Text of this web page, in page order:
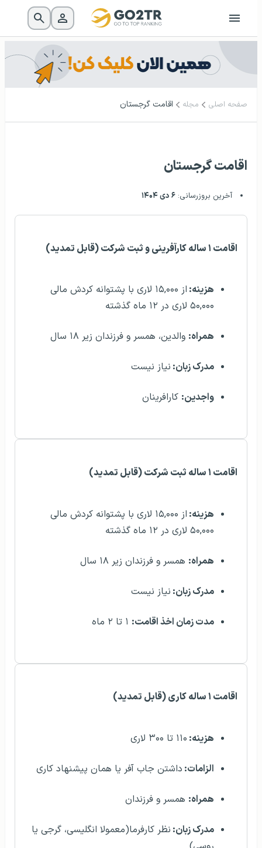
صفحه اصلی مجله اقامت گرجستان
اقامت گرجستان
آخرین بروزرسانی: ۶ دی ۱۴۰۴
اقامت ۱ ساله کارآفرینی و ثبت شرکت (قابل تمدید)
هزینه:
از ۱۵,۰۰۰ لاری با پشتوانه کردش مالی
۵۰,۰۰۰ لاری در ۱۲ ماه گذشته
همراه: والدین، همسر و فرزندان زیر ۱۸ سال
مدرک زبان: نیاز نیست
واجدین: کارافرینان
اقامت ۱ ساله ثبت شرکت (قابل تمدید)
هزینه:
از ۱۵,۰۰۰ لاری با پشتوانه کردش مالی
۵۰,۰۰۰ لاری در ۱۲ ماه گذشته
همراه: همسر و فرزندان زیر ۱۸ سال
مدرک زبان: نیاز نیست
مدت زمان اخذ اقامت:
اقامت ۱ ساله کاری (قابل تمدید)
هزینه: ۱۱۰ تا ۳۰۰ لاری
الزامات: داشتن جاب آفر یا همان پیشنهاد کاری
همراه: همسر و فرزندان
مدرک زبان: نظر کارفرما(معمولا انگلیسی، گرجی یا